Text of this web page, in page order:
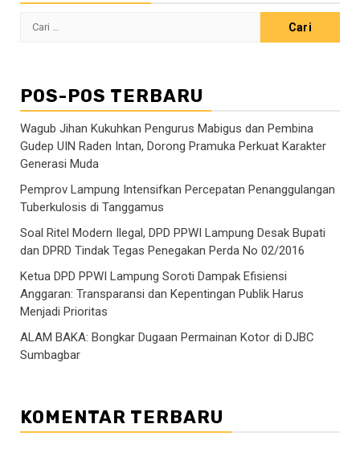
Cari
POS-POS TERBARU
Wagub Jihan Kukuhkan Pengurus Mabigus dan Pembina
Gudep UIN Raden Intan, Dorong Pramuka Perkuat Karakter
Generasi Muda
Pemprov Lampung Intensifkan Percepatan Penanggulangan
Tuberkulosis di Tanggamus
Soal Ritel Modern Ilegal, DPD PPWI Lampung Desak Bupati
dan DPRD Tindak Tegas Penegakan Perda No 02/2016
Ketua DPD PPWI Lampung Soroti Dampak Efisiensi
Anggaran: Transparansi dan Kepentingan Publik Harus
Menjadi Prioritas
ALAM BAKA: Bongkar Dugaan Permainan Kotor di DJBC
Sumbagbar
KOMENTAR TERBARU